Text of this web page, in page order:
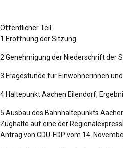
Öffentlicher Teil
1 Eröffnung der Sitzung
2 Genehmigung der Niederschrift der
3 Fragestunde für Einwohnerinnen
4 Haltepunkt Aachen Eilendorf,
5 Ausbau des Bahnhaltepunkts
Zughalte auf eine der
Antrag von CDU-FDP vom 14.